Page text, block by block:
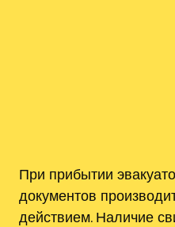
При прибытии
документов
действием. Наличие